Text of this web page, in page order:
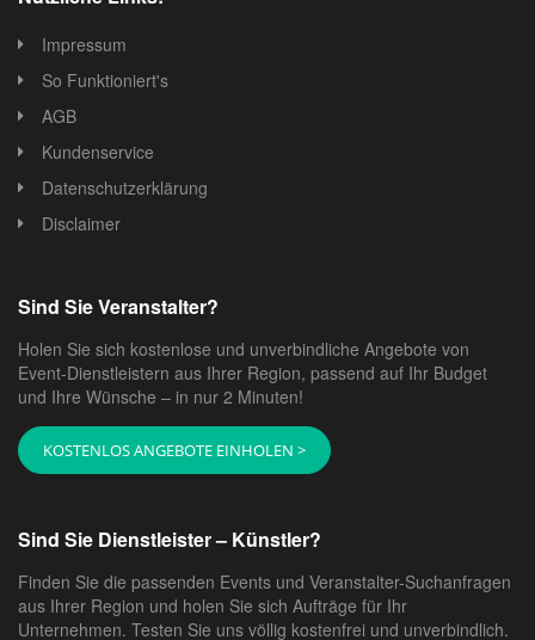
Impressum
So Funktioniert's
AGB
Kundenservice
Datenschutzerklärung
Disclaimer
Sind Sie Veranstalter?
Holen Sie sich kostenlose und unverbindliche Angebote von
Event-Dienstleistern aus Ihrer Region, passend auf Ihr Budget
und Ihre Wünsche – in nur 2 Minuten!
KOSTENLOS ANGEBOTE EINHOLEN >
Sind Sie Dienstleister – Künstler?
Finden Sie die passenden Events und Veranstalter-Suchanfragen
aus Ihrer Region und holen Sie sich Aufträge für Ihr
Unternehmen. Testen Sie uns völlig kostenfrei und unverbindlich.